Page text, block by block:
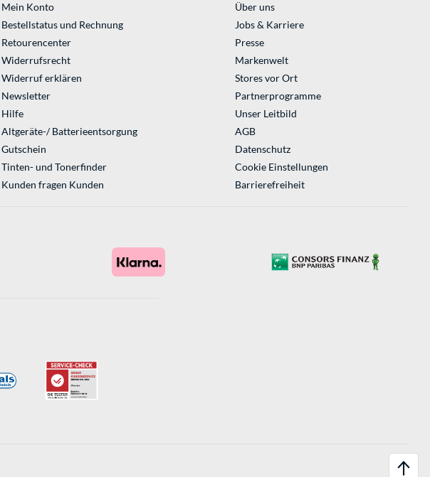
Mein Konto
Bestellstatus und Rechnung
Retourencenter
Widerrufsrecht
Widerruf erklären
Newsletter
Hilfe
Altgeräte-/ Batterieentsorgung
Gutschein
Tinten- und Tonerfinder
Kunden fragen Kunden
Über uns
Jobs & Karriere
Presse
Markenwelt
Stores vor Ort
Partnerprogramme
Unser Leitbild
AGB
Datenschutz
Cookie Einstellungen
Barrierefreiheit